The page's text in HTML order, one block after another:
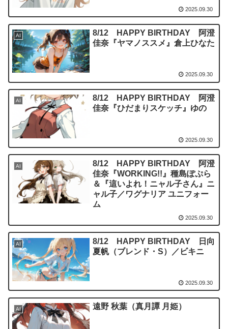
2025.09.30
AI
8/12 HAPPY BIRTHDAY 阿澄
佳奈『ヤマノススメ』倉上ひなた
2025.09.30
AI
8/12 HAPPY BIRTHDAY 阿澄
佳奈『ひだまりスケッチ』ゆの
2025.09.30
AI
8/12 HAPPY BIRTHDAY 阿澄
佳奈『WORKING!!』種島ぽぷら
＆『這いよれ！ニャル子さん』ニ
ャル子／ワグナリア ユニフォー
ム
2025.09.30
AI
8/12 HAPPY BIRTHDAY 日向
夏帆（ブレンド・S）／ビキニ
2025.09.30
AI 遠野 秋葉（真月譚 月姫）